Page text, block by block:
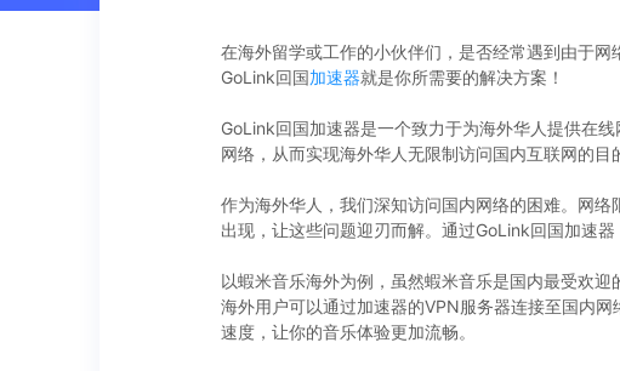
在海外留学或工作的小伙伴们，是否经常遇到由于
GoLink回国加速器就是你所需要的解决方案！
GoLink回国加速器是一个致力于为海外华人提供在
网络，从而实现海外华人无限制访问国内互联网的目
作为海外华人，我们深知访问国内网络的困难。网
出现，让这些问题迎刃而解。通过GoLink回国加速
以蝦米音乐海外为例，虽然蝦米音乐是国内最受欢
海外用户可以通过加速器的VPN服务器连接至国内
速度，让你的音乐体验更加流畅。